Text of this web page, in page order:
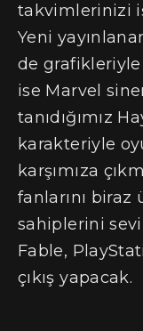
takvimlerinizi
Yeni
de
ise Marvel
tanıdığımız
karakteriyle
karşımıza
fanlarını biraz
sahiplerini
Fable,
çıkış yapacak.